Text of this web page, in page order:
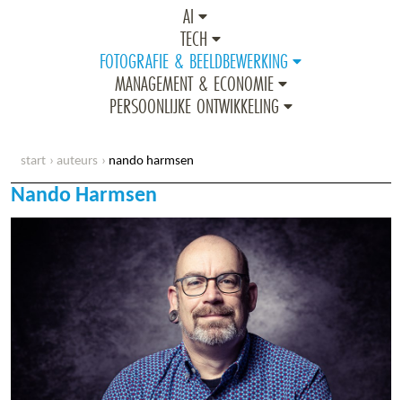
AI
TECH
FOTOGRAFIE & BEELDBEWERKING
MANAGEMENT & ECONOMIE
PERSOONLIJKE ONTWIKKELING
start auteurs nando harmsen
Nando Harmsen